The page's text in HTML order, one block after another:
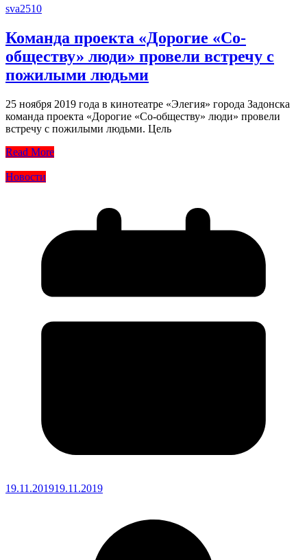
sva2510
Команда проекта «Дорогие «Со-
обществу» люди» провели встречу с
пожилыми людьми
25 ноября 2019 года в кинотеатре «Элегия» города Задонска
команда проекта «Дорогие «Со-обществу» люди» провели
встречу с пожилыми людьми. Цель
Read More
Новости
19.11.201919.11.2019